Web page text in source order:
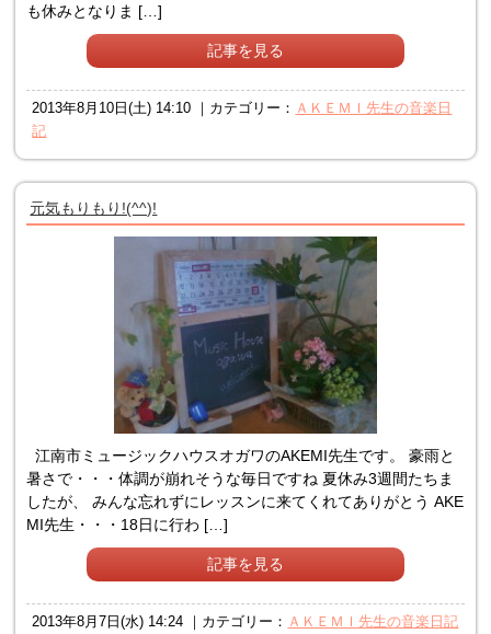
も休みとなりま […]
記事を見る
2013年8月10日(土) 14:10 ｜カテゴリー： ＡＫＥＭＩ先生の音楽日
記
元気もりもり!(^^)!
江南市ミュージックハウスオガワのAKEMI先生です。 豪雨と
暑さで・・・体調が崩れそうな毎日ですね 夏休み3週間たちま
したが、 みんな忘れずにレッスンに来てくれてありがとう AKE
MI先生・・・18日に行わ […]
記事を見る
2013年8月7日(水) 14:24 ｜カテゴリー： ＡＫＥＭＩ先生の音楽日記